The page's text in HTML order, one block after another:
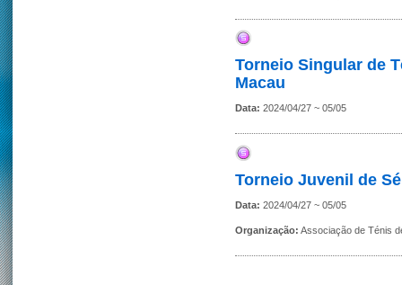
Torneio Singular de
Macau
Data: 2024/04/27 ~ 05/05
Torneio Juvenil de
Data: 2024/04/27 ~ 05/05
Organização: Associação de Ténis